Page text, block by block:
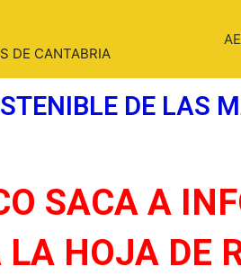
DE CANTABRIA
DE LAS
SACA A
LA HOJA DE